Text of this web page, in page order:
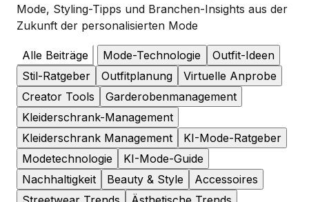
Mode, Styling-Tipps und Branchen-Insights aus der
Zukunft der personalisierten Mode
Alle Beiträge Mode-Technologie
Outfit-Ideen
Stil-Ratgeber
Outfitplanung
Virtuelle Anprobe
Creator Tools
Garderobenmanagement
Kleiderschrank-Management
Kleiderschrank Management
KI-Mode-Ratgeber
Modetechnologie
KI-Mode-Guide
Nachhaltigkeit
Beauty & Style
Accessoires